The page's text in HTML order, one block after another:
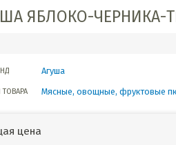
ЯБЛОКО-ЧЕРНИКА-
Агуша
ТОВАРА Мясные, овощные, фруктовые
цена